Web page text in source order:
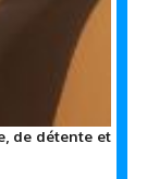
de détente et